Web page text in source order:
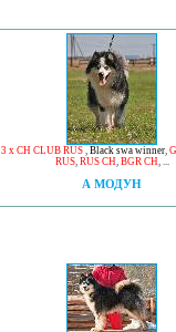
3 x CH CLUB RUS, Black swa winner,
RUS, RUS CH, BGR CH, ...
А МОДУН